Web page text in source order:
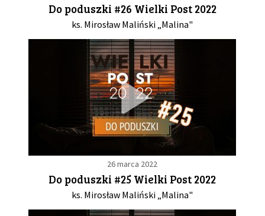
Do poduszki #26 Wielki Post 2022
ks. Mirosław Maliński „Malina"
26 marca 2022
Do poduszki #25 Wielki Post 2022
ks. Mirosław Maliński „Malina"